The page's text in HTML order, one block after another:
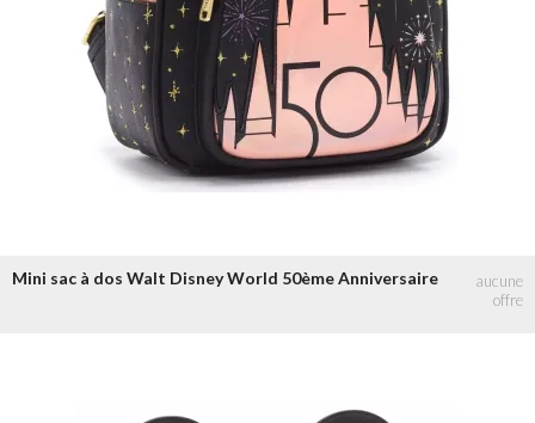
Mini sac à dos Walt Disney World 50ème Anniversaire